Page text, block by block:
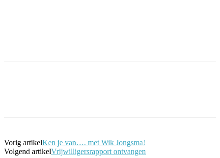
Vorig artikelKen je van…. met Wik Jongsma!
Volgend artikelVrijwilligersrapport ontvangen